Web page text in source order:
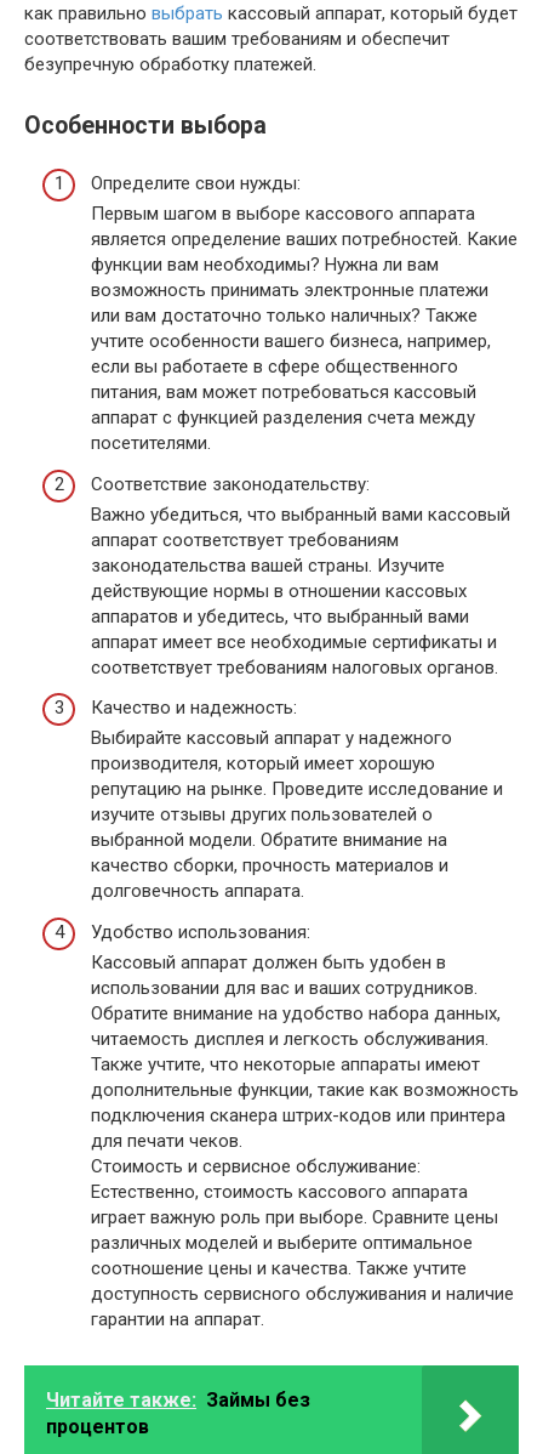
как правильно выбрать кассовый аппарат, который будет
соответствовать вашим требованиям и обеспечит
безупречную обработку платежей.
Особенности выбора
Определите свои нужды:
Первым шагом в выборе кассового аппарата
является определение ваших потребностей. Какие
функции вам необходимы? Нужна ли вам
возможность принимать электронные платежи
или вам достаточно только наличных? Также
учтите особенности вашего бизнеса, например,
если вы работаете в сфере общественного
питания, вам может потребоваться кассовый
аппарат с функцией разделения счета между
посетителями.
Соответствие законодательству:
Важно убедиться, что выбранный вами кассовый
аппарат соответствует требованиям
законодательства вашей страны. Изучите
действующие нормы в отношении кассовых
аппаратов и убедитесь, что выбранный вами
аппарат имеет все необходимые сертификаты и
соответствует требованиям налоговых органов.
Качество и надежность:
Выбирайте кассовый аппарат у надежного
производителя, который имеет хорошую
репутацию на рынке. Проведите исследование и
изучите отзывы других пользователей о
выбранной модели. Обратите внимание на
качество сборки, прочность материалов и
долговечность аппарата.
Удобство использования:
Кассовый аппарат должен быть удобен в
использовании для вас и ваших сотрудников.
Обратите внимание на удобство набора данных,
читаемость дисплея и легкость обслуживания.
Также учтите, что некоторые аппараты имеют
дополнительные функции, такие как возможность
подключения сканера штрих-кодов или принтера
для печати чеков.
Стоимость и сервисное обслуживание:
Естественно, стоимость кассового аппарата
играет важную роль при выборе. Сравните цены
различных моделей и выберите оптимальное
соотношение цены и качества. Также учтите
доступность сервисного обслуживания и наличие
гарантии на аппарат.
Читайте также: Займы без
процентов